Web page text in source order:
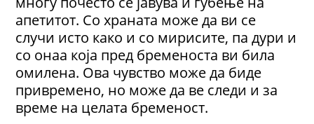
апетитот. Со храната може да ви се
случи исто како и со мирисите, па дури и
со онаа која пред бременоста ви била
омилена. Ова чувство може да биде
привремено, но може да ве следи и за
време на целата бременост.